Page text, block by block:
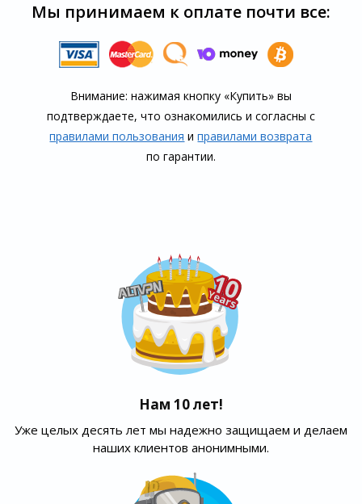
Мы принимаем к оплате почти все:
Внимание: нажимая кнопку «Купить» вы
подтверждаете, что озна­комились и согласны с
правилами пользования иправилами воз­врата
по гарантии.
Нам 10 лет!
Уже целых десять лет мы надежно защищаем и делаем
наших клиентов анонимными.